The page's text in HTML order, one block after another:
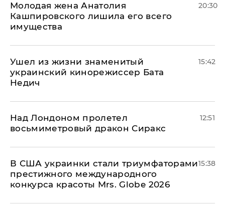
Молодая жена Анатолия
Кашпировского лишила его всего
имущества
20:30
Ушел из жизни знаменитый
украинский кинорежиссер Бата
Недич
15:42
Над Лондоном пролетел
восьмиметровый дракон Сиракс
12:51
В США украинки стали триумфаторами
престижного международного
конкурса красоты Mrs. Globe 2026
15:38